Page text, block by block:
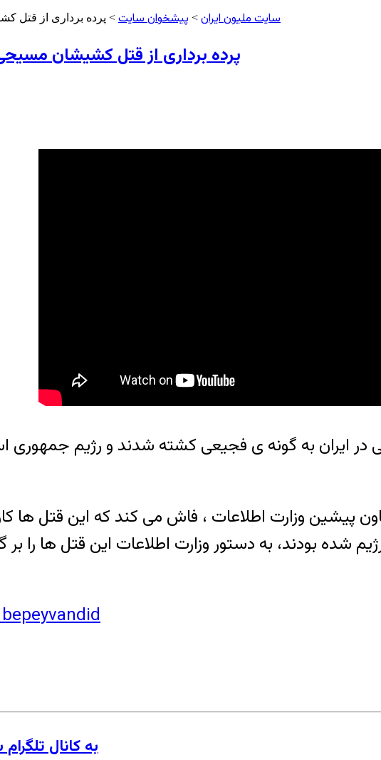
سایت ملیون ایران > پیشخوان سایت > پرده برداری از قتل
پرده برداری از قتل کشیشان
های مسیحی در ایران به گونه ی فجیعی کشته شدند و رژیم
پیشین وزارت اطلاعات ، فاش می کند که این قتل ها
شده بودند، به دستور وزارت اطلاعات این قتل ها را
به کانال